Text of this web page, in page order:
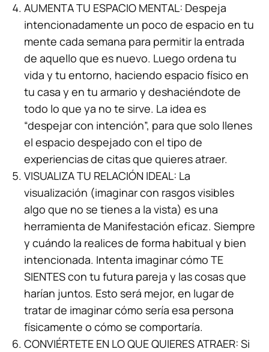
AUMENTA TU ESPACIO MENTAL: Despeja
intencionadamente un poco de espacio en tu
mente cada semana para permitir la entrada
de aquello que es nuevo. Luego ordena tu
vida y tu entorno, haciendo espacio físico en
tu casa y en tu armario y deshaciéndote de
todo lo que ya no te sirve. La idea es
“despejar con intención”, para que solo llenes
el espacio despejado con el tipo de
experiencias de citas que quieres atraer.
VISUALIZA TU RELACIÓN IDEAL: La
visualización (imaginar con rasgos visibles
algo que no se tienes a la vista) es una
herramienta de Manifestación eficaz. Siempre
y cuándo la realices de forma habitual y bien
intencionada. Intenta imaginar cómo TE
SIENTES con tu futura pareja y las cosas que
harían juntos. Esto será mejor, en lugar de
tratar de imaginar cómo sería esa persona
físicamente o cómo se comportaría.
CONVIÉRTETE EN LO QUE QUIERES ATRAER: Si